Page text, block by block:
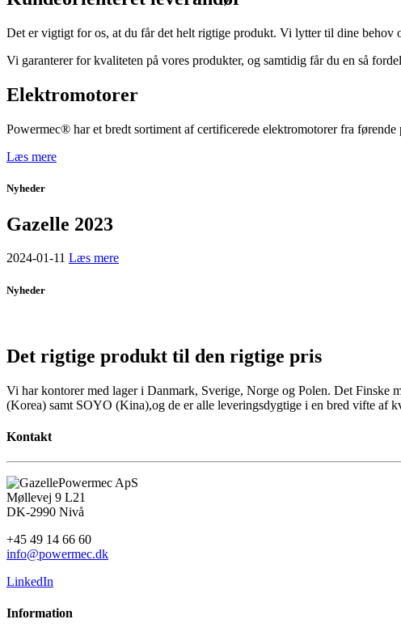
Det er vigtigt for os, at du får det helt rigtige produkt. Vi lytter til dine behov
Vi garanterer for kvaliteten på vores produkter, og samtidig får du en så
Elektromotorer
Powermec® har et bredt sortiment af certificerede elektromotorer fra
Læs mere
Nyheder
Gazelle 2023
2024-01-11 Læs mere
Nyheder
Det rigtige produkt til den rigtige pris
Vi har kontorer med lager i Danmark, Sverige, Norge og Polen. Det Finske
(Korea) samt SOYO (Kina),og de er alle leveringsdygtige i en bred vifte af
Kontakt
Powermec ApS
Møllevej 9 L21
DK-2990 Nivå
+45 49 14 66 60
info@powermec.dk
LinkedIn
Information